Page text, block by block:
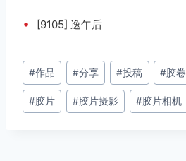
• [9105] 逸午后
文
章
标
#作品 #分享 #投稿 #胶卷
#胶片 #胶片摄影 #胶片相机